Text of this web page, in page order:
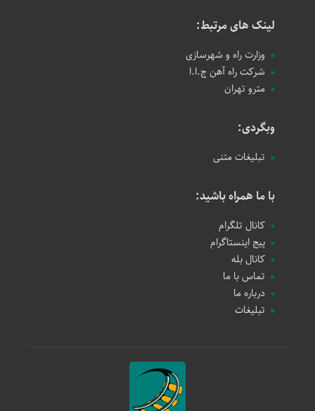
لینک های مرتبط:
وزارت راه و شهرسازی
شرکت راه آهن ج.ا.ا
مترو تهران
وبگردی:
تبلیغات متنی
با ما همراه باشید:
کانال تلگرام
پیج اینستاگرام
کانال بله
تماس با ما
درباره ما
تبلیغات